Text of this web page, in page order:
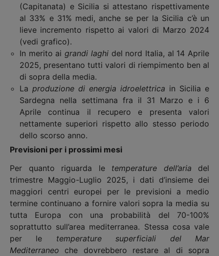
(Capitanata) e Sicilia si attestano rispettivamente
al 33% e 31% medi, anche se per la Sicilia c’è un
lieve incremento rispetto ai valori di Marzo 2024
(vedi grafico).
In merito ai grandi laghidel nord Italia, al 14 Aprile
2025, presentano tutti valori di riempimento ben al
di sopra della media.
La produzione di energia idroelettrica in Sicilia e
Sardegna nella settimana fra il 31 Marzo e i 6
Aprile continua il recupero e presenta valori
nettamente superiori rispetto allo stesso periodo
dello scorso anno.
Previsioni per i prossimi mesi
Per quanto riguarda le temperature dell’aria del
trimestre Maggio-Luglio 2025, i dati d’insieme dei
maggiori centri europei per le previsioni a medio
termine continuano a fornire valori sopra la media su
tutta Europa con una probabilità del 70-100%
soprattutto sull’area mediterranea. Stessa cosa vale
per le temperature superficiali del Mar
Mediterraneo che dovrebbero restare al di sopra